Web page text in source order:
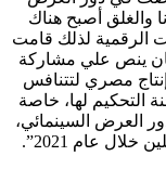
والغلق أصبح هناك
الرقمية لذلك قامت
ينص علي مشاركة
مصري لتتنافس
التحكيم لها، خاصة
العرض السينمائي،